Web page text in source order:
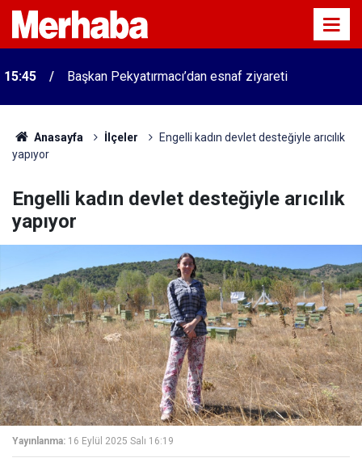
15:45 Başkan Pekyatırmacı’dan esnaf ziyareti
Anasayfa İlçeler
Engelli kadın devlet desteğiyle arıcılık
yapıyor
Engelli kadın devlet desteğiyle arıcılık
yapıyor
Yayınlanma: 16 Eylül 2025 Salı 16:19